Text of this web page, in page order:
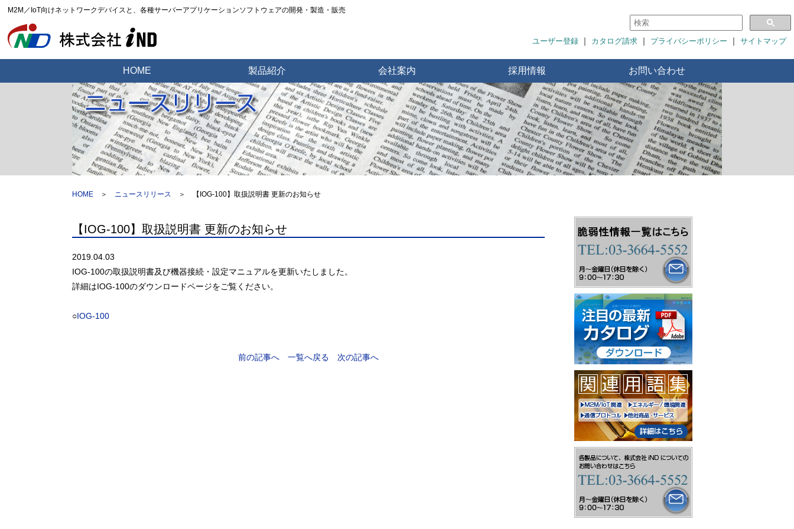
M2M／IoT向けネットワークデバイスと、各種サーバーアプリケーションソフトウェアの開発・製造・販売
ユーザー登録｜ カタログ請求｜ プライバシーポリシー ｜ サイトマップ
HOME 製品紹介 会社案内 採用情報 お問い合わせ
HOME ＞ ニュースリリース ＞ 【IOG-100】取扱説明書 更新のお知らせ
【IOG-100】取扱説明書 更新のお知らせ
2019.04.03
IOG-100の取扱説明書及び機器接続・設定マニュアルを更新いたしました。
詳細はIOG-100のダウンロードページをご覧ください。
○IOG-100
前の記事へ 一覧へ戻る 次の記事へ